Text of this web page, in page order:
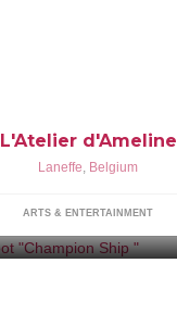
L'Atelier d'Ameline
Laneffe, Belgium
ARTS & ENTERTAINMENT